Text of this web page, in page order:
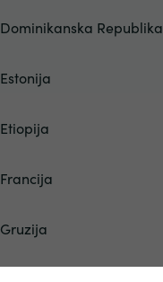
Dominikanska Republika
Estonija
Etiopija
Francija
Gruzija